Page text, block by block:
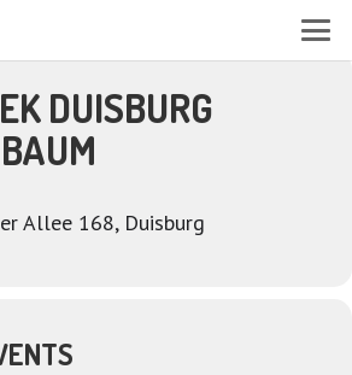
DUISBURG
Allee 168, Duisburg